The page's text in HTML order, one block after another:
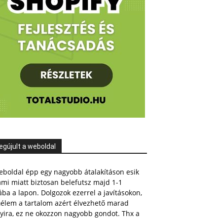
a weboldal
épp egy nagyobb átalakításon esik
miatt biztosan belefutsz majd 1-1
a lapon. Dolgozok ezerrel a javításokon,
a tartalom azért élvezhető marad
ez ne okozzon nagyobb gondot. Thx a